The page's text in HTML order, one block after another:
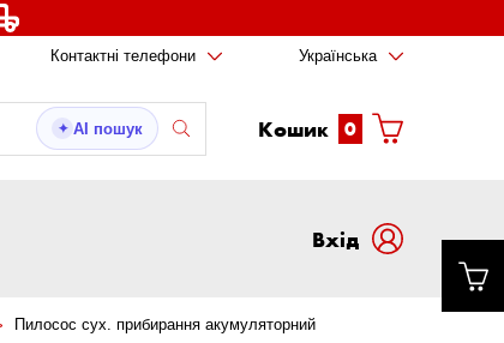
Контактні телефони Українська
✦ AI пошук Кошик 0
Вxід
Пилосос сух. прибирання акумуляторний